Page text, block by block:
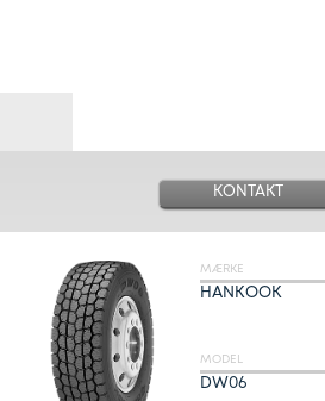
KONTAKT
MÆRKE
HANKOOK
MODEL
DW06